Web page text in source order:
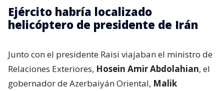
Ejército habría localizado
helicóptero de presidente de Irán
Junto con el presidente Raisi viajaban el ministro de
Relaciones Exteriores, Hosein Amir Abdolahian, el
gobernador de Azerbaiyán Oriental, Malik